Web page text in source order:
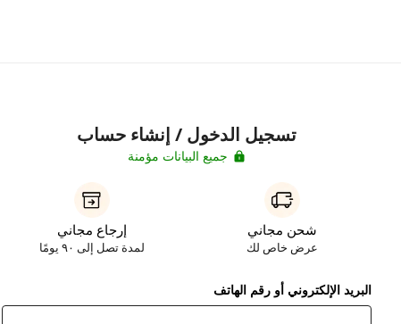
تسجيل الدخول / إنشاء حساب
جميع البيانات مؤمنة
شحن مجاني
عرض خاص لك
إرجاع مجاني
لمدة تصل إلى ٩٠ يومًا
البريد الإلكتروني أو رقم الهاتف